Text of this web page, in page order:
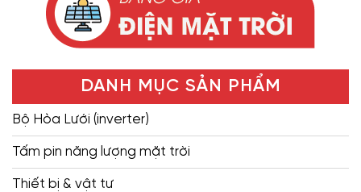
DANH MỤC SẢN PHẨM
Bộ Hòa Lưới (inverter)
Tấm pin năng lượng mặt trời
Thiết bị & vật tư